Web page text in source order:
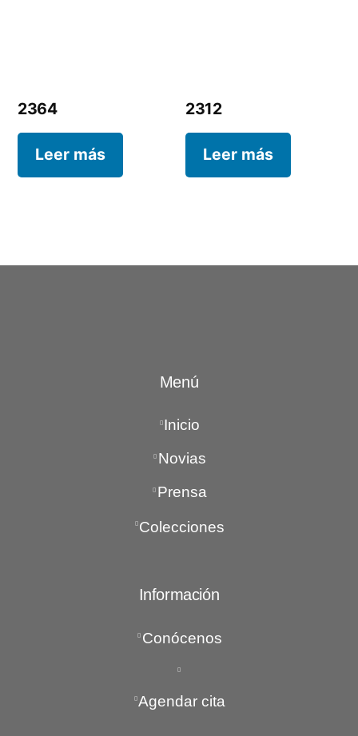
2364
Leer más
2312
Leer más
Menú
Inicio
Novias
Prensa
Colecciones
Información
Conócenos
Agendar cita